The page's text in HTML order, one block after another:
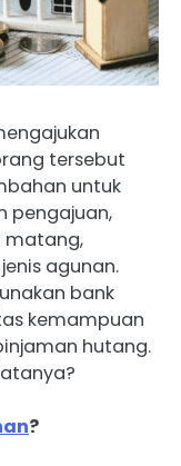
tersebut
untuk
pengajuan,
matang,
agunan.
bank
kemampuan
hutang.
?